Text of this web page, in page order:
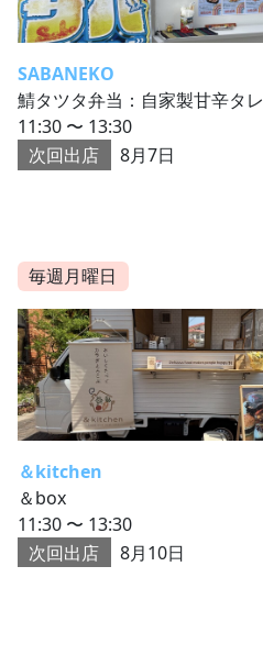
SABANEKO
鯖タツタ弁当：自家製甘辛タレ
11:30 〜 13:30
次回出店
8月7日
毎週月曜日
＆kitchen
＆box
11:30 〜 13:30
次回出店
8月10日